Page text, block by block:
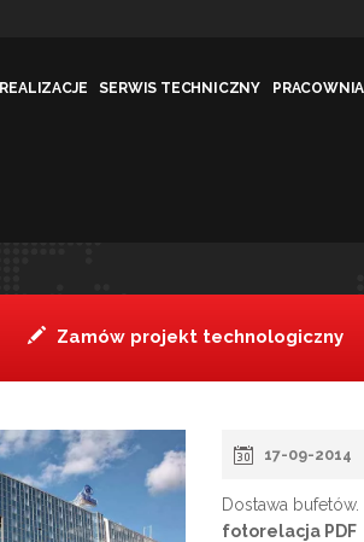
REALIZACJE SERWIS TECHNICZNY
Zamów projekt technologiczny
17-09-2014
Dostawa bufetów.
fotorelacja PDF